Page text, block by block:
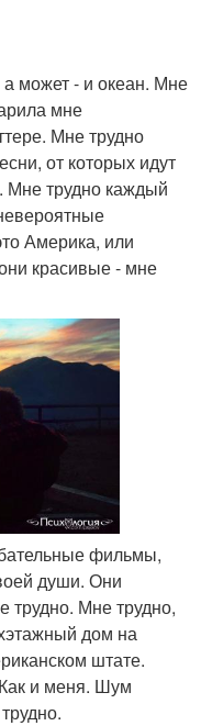
может - и океан. Мне
мне
Мне трудно
от которых идут
Мне трудно каждый
Америка, или
красивые - мне
фильмы,
души. Они
трудно. Мне трудно,
дом на
штате.
и меня. Шум